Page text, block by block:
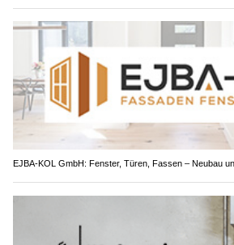
EJBA-KOL GmbH: Fenster, Türen, Fassen – Neubau